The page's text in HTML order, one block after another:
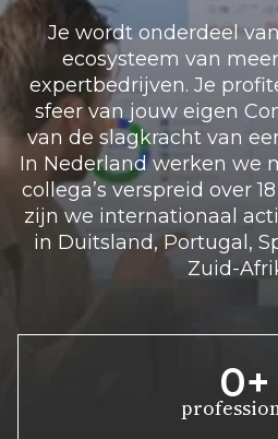
Je wordt onderdeel
ecosysteem van
expertbedrijven. Je
sfeer van jouw eigen
van de slagkracht van
In Nederland werken we
collega’s verspreid over
zijn we internationaal
in Duitsland, Portugal,
Zuid-
0+